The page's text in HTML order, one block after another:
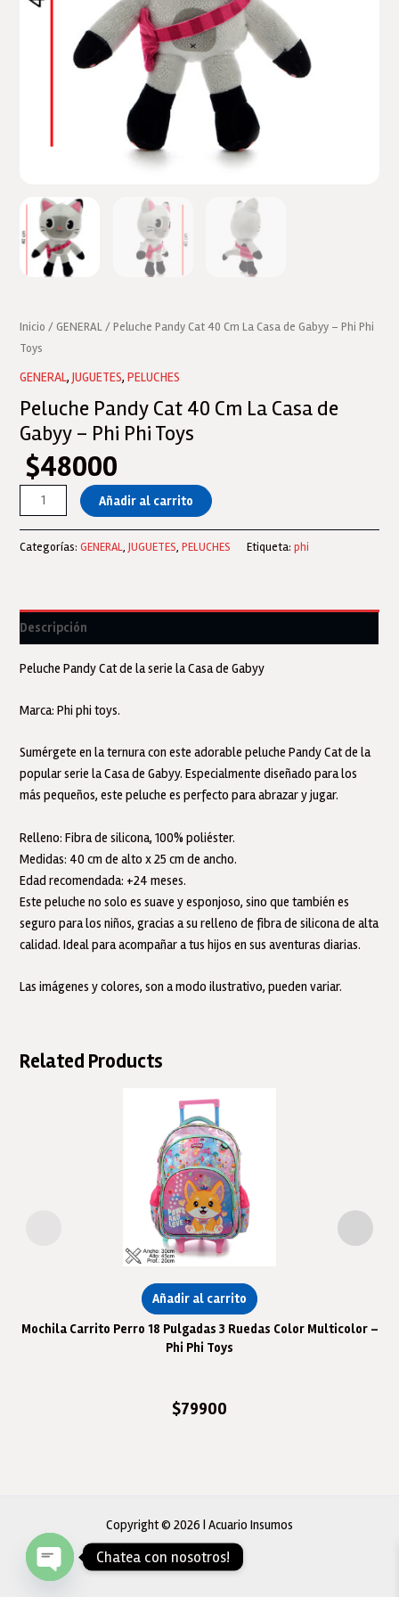
Inicio /GENERAL/ Peluche Pandy Cat 40 Cm La Casa de Gabyy – Phi Phi
Toys
GENERAL,JUGUETES,PELUCHES
Peluche Pandy Cat 40 Cm La Casa de
Gabyy – Phi Phi Toys
$48000
Peluche
Pandy
Casa
de
Gabyy
Phi
Toys
cantidad
Añadir al carrito
Categorías:GENERAL,JUGUETES,PELUCHES Etiqueta:phi
Descripción
Peluche Pandy Cat de la serie la Casa de Gabyy
Marca: Phi phi toys.
Sumérgete en la ternura con este adorable peluche Pandy Cat de la
popular serie la Casa de Gabyy. Especialmente diseñado para los
más pequeños, este peluche es perfecto para abrazar y jugar.
Relleno: Fibra de silicona, 100% poliéster.
Medidas: 40 cm de alto x 25 cm de ancho.
Edad recomendada: +24 meses.
Este peluche no solo es suave y esponjoso, sino que también es
seguro para los niños, gracias a su relleno de fibra de silicona de alta
calidad. Ideal para acompañar a tus hijos en sus aventuras diarias.
Las imágenes y colores, son a modo ilustrativo, pueden variar.
Related Products
Añadir al carrito
Mochila Carrito Perro 18 Pulgadas 3 Ruedas Color Multicolor –
Phi Phi Toys
$79900
Copyright © 2026 | Acuario Insumos
Chatea con nosotros!
Open